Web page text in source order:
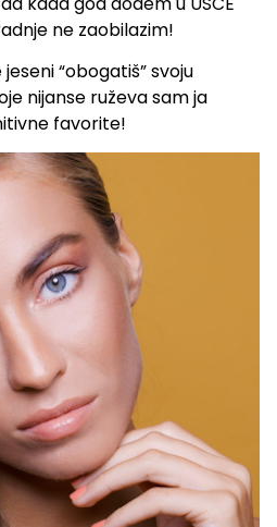
ne zaobilazim!
“obogatiš” svoju
nijanse ruževa sam ja
favorite!